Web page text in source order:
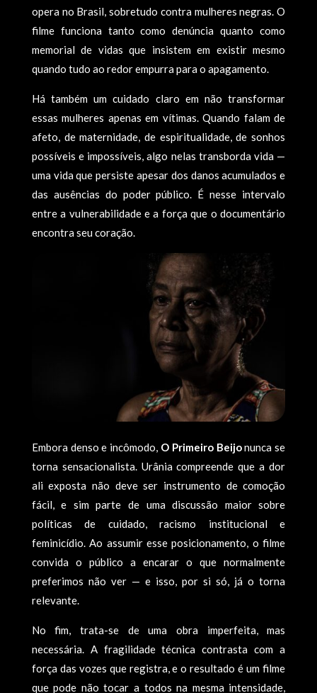
opera no Brasil, sobretudo contra mulheres negras. O
filme funciona tanto como denúncia quanto como
memorial de vidas que insistem em existir mesmo
quando tudo ao redor empurra para o apagamento.
Há também um cuidado claro em não transformar
essas mulheres apenas em vítimas. Quando falam de
afeto, de maternidade, de espiritualidade, de sonhos
possíveis e impossíveis, algo nelas transborda vida —
uma vida que persiste apesar dos danos acumulados e
das ausências do poder público. É nesse intervalo
entre a vulnerabilidade e a força que o documentário
encontra seu coração.
Embora denso e incômodo, O Primeiro Beijonunca se
torna sensacionalista. Urânia compreende que a dor
ali exposta não deve ser instrumento de comoção
fácil, e sim parte de uma discussão maior sobre
políticas de cuidado, racismo institucional e
feminicídio. Ao assumir esse posicionamento, o filme
convida o público a encarar o que normalmente
preferimos não ver — e isso, por si só, já o torna
relevante.
No fim, trata-se de uma obra imperfeita, mas
necessária. A fragilidade técnica contrasta com a
força das vozes que registra, e o resultado é um filme
que pode não tocar a todos na mesma intensidade,